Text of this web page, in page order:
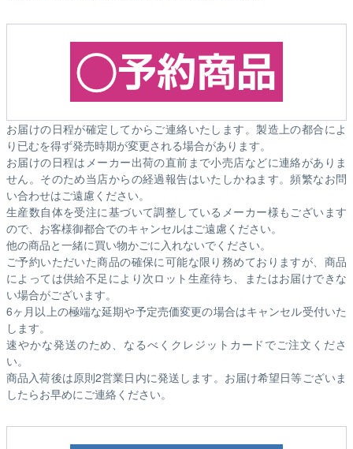
お届けの日程が確定してからご連絡いたします。製造上の都合によ
り已むを得ず発売時期が変更される場合があります。
お届けの日程はメーカー出荷の直前まで小売店などに連絡がありま
せん。そのため当店からの経過報告はいたしかねます。頻繁なお問
い合わせはご遠慮ください。
生産数自体を受注に基づいて調整しているメーカー様もございます
ので、お客様御都合でのキャンセルはご遠慮ください。
他の商品と一緒に買い物かごに入れないでください。
ご予約いただいた商品の確保に可能な限り務めておりますが、商品
によっては供給不足により次ロット生産待ち、またはお届けできな
い場合がございます。
6ヶ月以上の極端な延期や予定売価変更の場合はキャンセル受付いた
します。
速やかな発送のため、なるべくクレジットカードでご注文くださ
い。
商品入荷後は原則2営業日内に発送します。お届け希望日等ございま
したらお早めにご連絡ください。